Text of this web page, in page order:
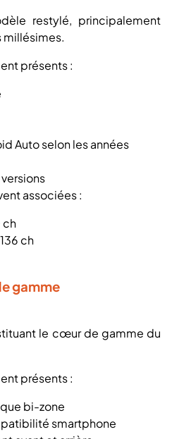
restylé, principalement
millésimes.
présents :
Auto selon les années
associées :
ch
ch
gamme
le cœur de gamme du
présents :
bi-zone
smartphone